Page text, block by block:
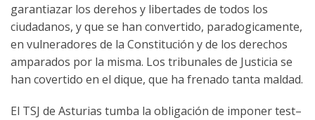
garantiazar los derehos y libertades de todos los
ciudadanos, y que se han convertido, paradogicamente,
en vulneradores de la Constitución y de los derechos
amparados por la misma. Los tribunales de Justicia se
han covertido en el dique, que ha frenado tanta maldad.
El TSJ de Asturias tumba la obligación de imponer test–